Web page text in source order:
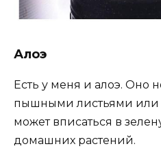
Алоэ
Есть у меня и алоэ. Оно
пышными листьями или
может вписаться в
домашних растений.